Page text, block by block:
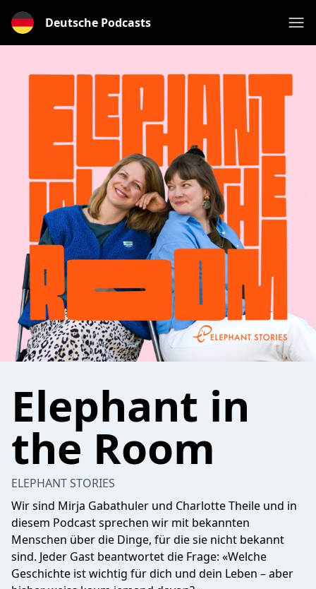
Deutsche Podcasts
Elephant in
the Room
ELEPHANT STORIES
Wir sind Mirja Gabathuler und Charlotte Theile und in
diesem Podcast sprechen wir mit bekannten
Menschen über die Dinge, für die sie nicht bekannt
sind. Jeder Gast beantwortet die Frage: «Welche
Geschichte ist wichtig für dich und dein Leben – aber